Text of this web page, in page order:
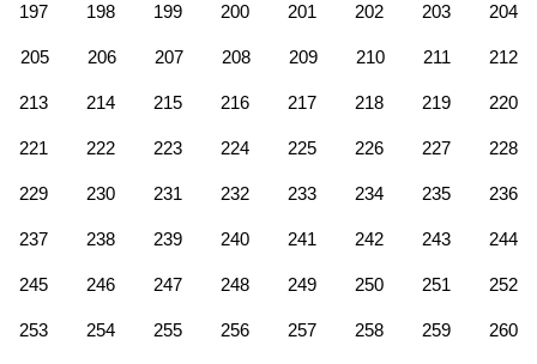
197 198 199 200 201 202 203 204
205 206 207 208 209 210 211 212
213 214 215 216 217 218 219 220
221 222 223 224 225 226 227 228
229 230 231 232 233 234 235 236
237 238 239 240 241 242 243 244
245 246 247 248 249 250 251 252
253 254 255 256 257 258 259 260